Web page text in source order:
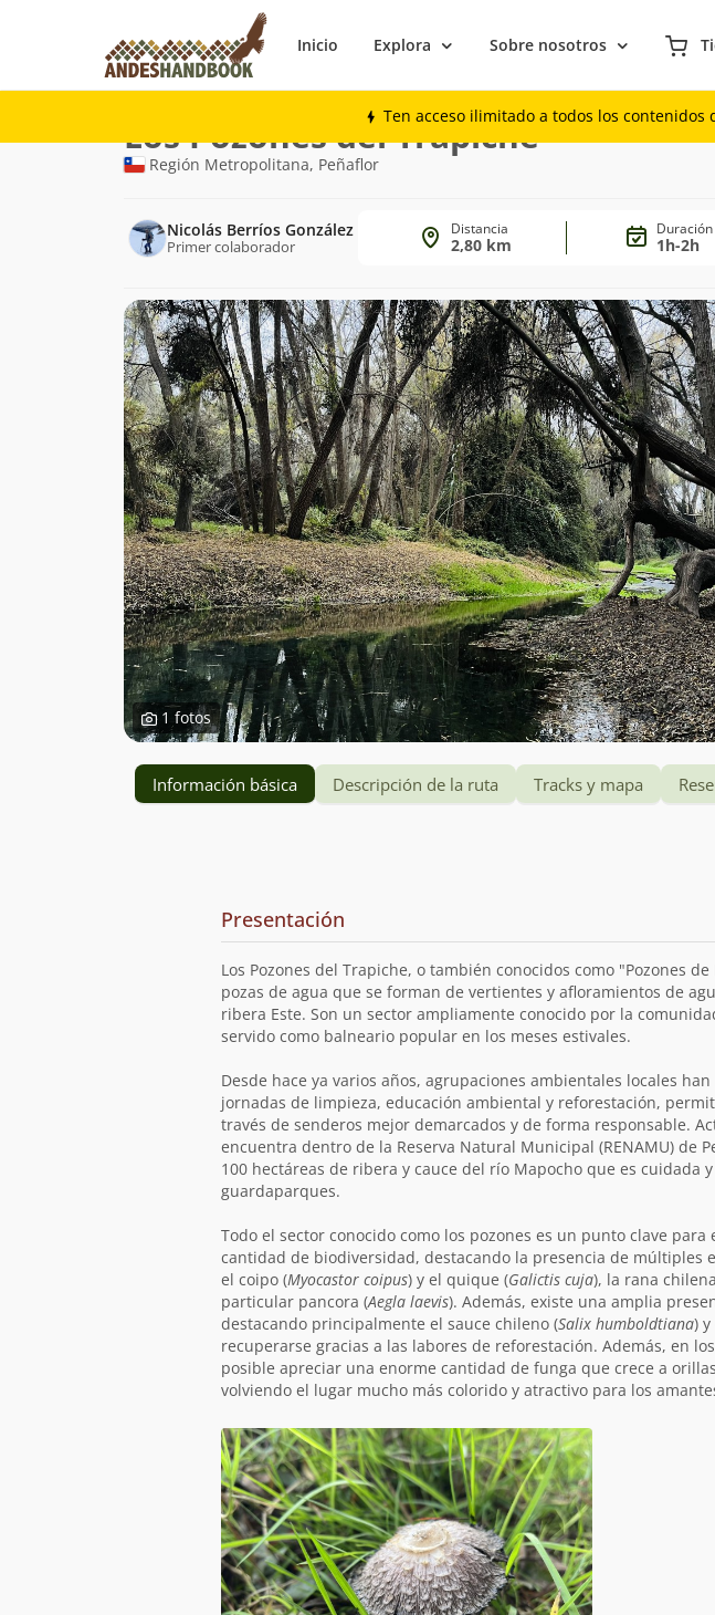
Inicio Explora Sobre nosotros
Ten acceso ilimitado a todos los contenidos
Trekking
Ruta
de
Los Pozones del Trapiche
Región Metropolitana, Peñaflor
Nicolás Berríos González
Primer colaborador
Distancia
2,80 km
Duración
1h-2h
1 fotos
Información básica Descripción de la ruta Tracks y mapa
planificación
Presentación
Los Pozones del Trapiche, o también conocidos como "Pozones
pozas de agua que se forman de vertientes y afloramientos de
ribera Este. Son un sector ampliamente conocido por la
servido como balneario popular en los meses estivales.
Desde hace ya varios años, agrupaciones ambientales locales
jornadas de limpieza, educación ambiental y reforestación,
través de senderos mejor demarcados y de forma responsable.
encuentra dentro de la Reserva Natural Municipal (RENAMU) de
100 hectáreas de ribera y cauce del río Mapocho que es cuidada
guardaparques.
Todo el sector conocido como los pozones es un punto clave
cantidad de biodiversidad, destacando la presencia de múltiples
el coipo (Myocastor coipus) y el quique (Galictis cuja), la rana
particular pancora (Aegla laevis). Además, existe una amplia
destacando principalmente el sauce chileno (Salix humboldtiana)
recuperarse gracias a las labores de reforestación. Además, en
posible apreciar una enorme cantidad de funga que crece a
volviendo el lugar mucho más colorido y atractivo para los